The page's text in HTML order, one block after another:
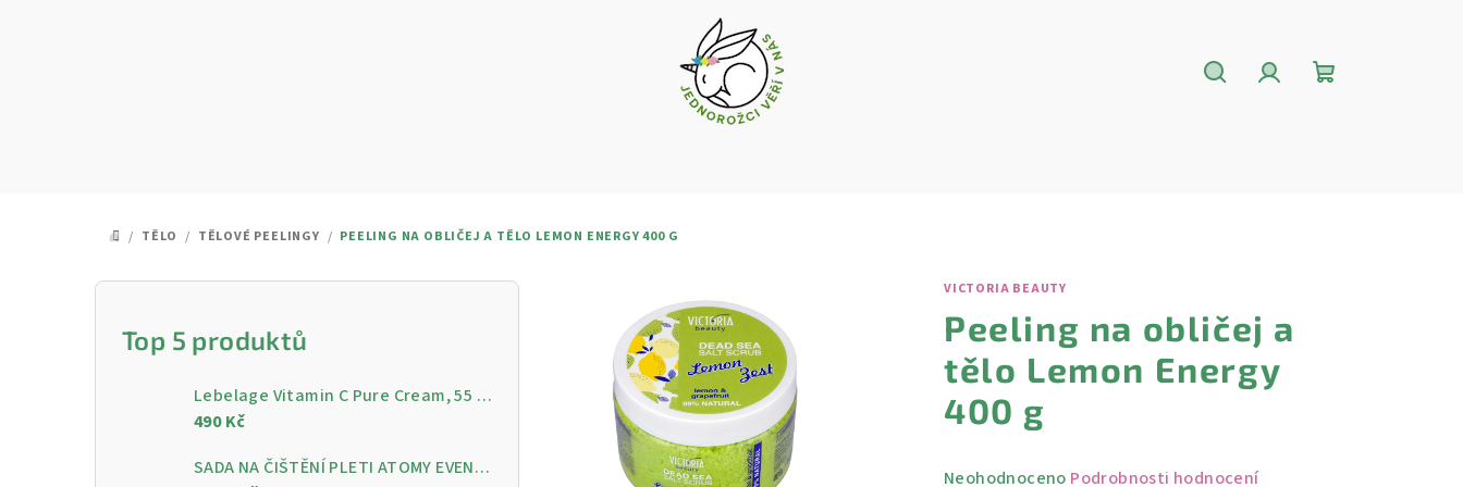
DOMŮ
/ TĚLO / TĚLOVÉ PEELINGY / PEELING NA OBLIČEJ A TĚLO LEMON ENERGY 400 G
P
Top 5 produktů
Lebelage Vitamin C Pure Cream, 55 ml - Rozjasňující pleťový krém s vitamínem C
490 Kč
SADA NA ČIŠTĚNÍ PLETI ATOMY EVENING CARE - 4 KROKY PRO ČISTOU A ZÁŘIVOU PLEŤ
VICTORIA BEAUTY
Peeling na obličej a
tělo Lemon Energy
400 g
Průměrné
Neohodnoceno Podrobnosti hodnocení